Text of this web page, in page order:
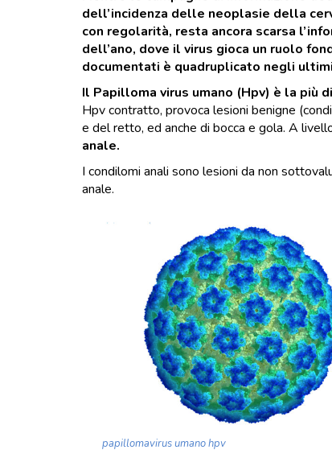
dell’incidenza delle neoplasie della
con regolarità, resta ancora scarsa
dell’ano, dove il virus gioca un ruolo
documentati è quadruplicato negli
Il Papilloma virus umano (Hpv) è la più
Hpv contratto, provoca lesioni benigne
e del retto, ed anche di bocca e gola. A
anale.
I condilomi anali sono lesioni da non
anale.
papillomavirus umano hpv